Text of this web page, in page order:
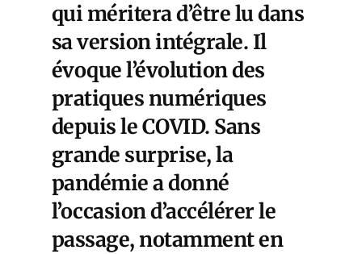
qui méritera d’être lu dans
sa version intégrale. Il
évoque l’évolution des
pratiques numériques
depuis le COVID. Sans
grande surprise, la
pandémie a donné
l’occasion d’accélérer le
passage, notamment en